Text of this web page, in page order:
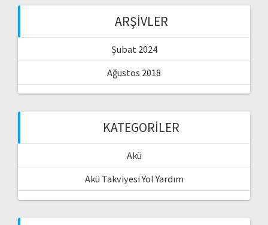
ARŞIVLER
Şubat 2024
Ağustos 2018
KATEGORILER
Akü
Akü Takviyesi Yol Yardım